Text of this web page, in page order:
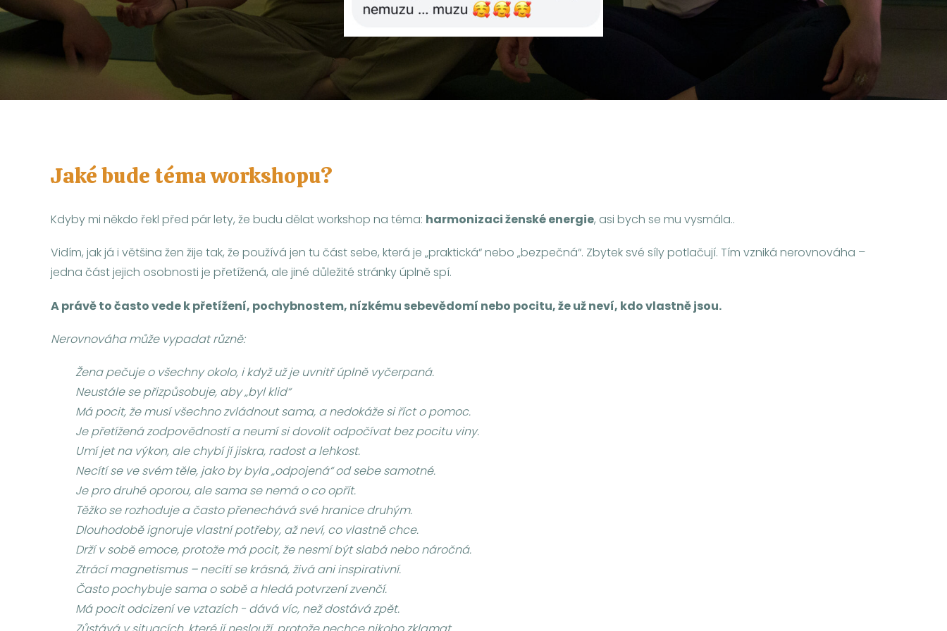
Jaké bude téma workshopu?
Kdyby mi někdo řekl před pár lety, že budu dělat workshop na téma: harmonizaci ženské energie, asi bych se mu vysmála..
Vidím, jak já i většina žen žije tak, že používá jen tu část sebe, která je „praktická“ nebo „bezpečná“. Zbytek své síly potlačují. Tím vzniká nerovnováha –
jedna část jejich osobnosti je přetížená, ale jiné důležité stránky úplně spí.
A právě to často vede k přetížení, pochybnostem, nízkému sebevědomí nebo pocitu, že už neví, kdo vlastně jsou.
Nerovnováha může vypadat různě:
Žena pečuje o všechny okolo, i když už je uvnitř úplně vyčerpaná.
Neustále se přizpůsobuje, aby „byl klid“
Má pocit, že musí všechno zvládnout sama, a nedokáže si říct o pomoc.
Je přetížená zodpovědností a neumí si dovolit odpočívat bez pocitu viny.
Umí jet na výkon, ale chybí jí jiskra, radost a lehkost.
Necítí se ve svém těle, jako by byla „odpojená“ od sebe samotné.
Je pro druhé oporou, ale sama se nemá o co opřít.
Těžko se rozhoduje a často přenechává své hranice druhým.
Dlouhodobě ignoruje vlastní potřeby, až neví, co vlastně chce.
Drží v sobě emoce, protože má pocit, že nesmí být slabá nebo náročná.
Ztrácí magnetismus – necítí se krásná, živá ani inspirativní.
Často pochybuje sama o sobě a hledá potvrzení zvenčí.
Má pocit odcizení ve vztazích - dává víc, než dostává zpět.